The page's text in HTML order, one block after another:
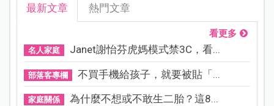
最新文章 熱門文章
看更多
名人家庭 Janet謝怡芬虎媽模式禁3C，看...
部落客專欄 不買手機給孩子，就要被貼「...
家庭關係 為什麼不想或不敢生二胎？這8...